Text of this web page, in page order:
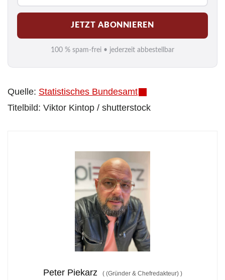
M
a
i
l
*
JETZT ABONNIEREN
100 % spam-frei • jederzeit abbestellbar
Quelle: Statistisches Bundesamt
Titelbild: Viktor Kintop / shutterstock
Peter Piekarz ((Gründer & Chefredakteur) )